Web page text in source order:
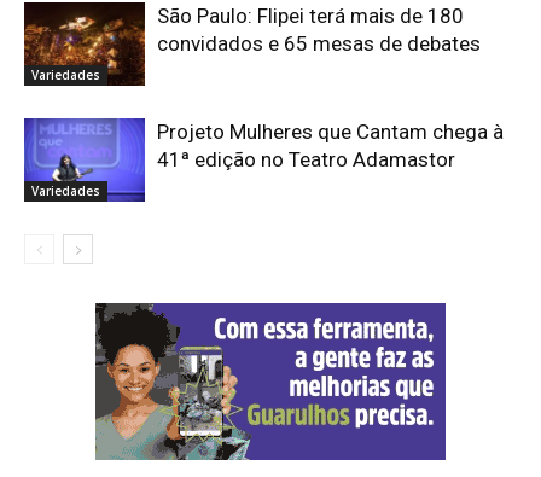
Variedades
São Paulo: Flipei terá mais de 180
convidados e 65 mesas de debates
Variedades
Projeto Mulheres que Cantam chega à
41ª edição no Teatro Adamastor